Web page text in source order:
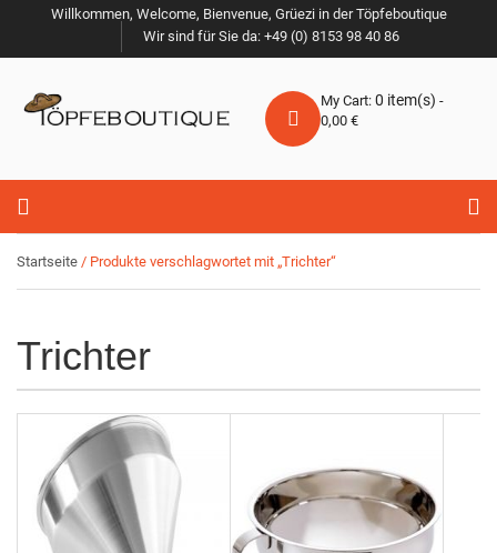
Willkommen, Welcome, Bienvenue, Grüezi in der Töpfeboutique
Wir sind für Sie da: +49 (0) 8153 98 40 86
My Cart: 0 item(s) -
0,00 €
Startseite / Produkte verschlagwortet mit „Trichter“
Trichter